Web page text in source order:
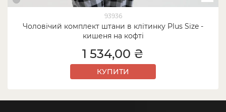
93936
Чоловічий комплект штани в клітинку Plus Size -
кишеня на кофті
1 534,00 ₴
КУПИТИ